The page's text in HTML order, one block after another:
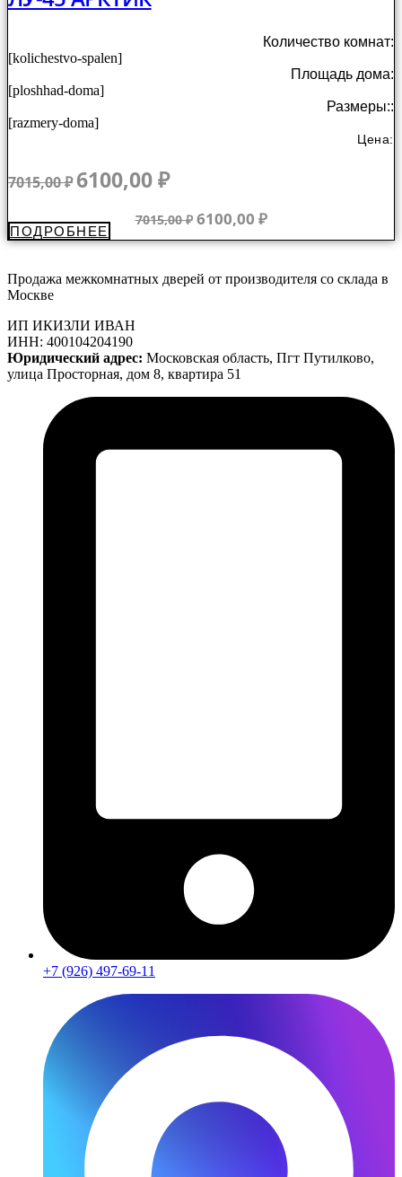
Количество комнат:
[kolichestvo-spalen]
Площадь дома:
[ploshhad-doma]
Размеры::
[razmery-doma]
Цена:
7015,00₽ Первоначальная
цена
составляла
7015,00 ₽.
6100,00₽Текущая
6100,00 ₽.
7015,00₽ Первоначальная
составляла
6100,00 ₽Текущая
6100,00 ₽.
ПОДРОБНЕЕ
Продажа межкомнатных дверей от производителя со склада в
Москве
ИП ИКИЗЛИ ИВАН
ИНН: 400104204190
Юридический адрес: Московская область, Пгт Путилково,
улица Просторная, дом 8, квартира 51
+7 (926) 497-69-11